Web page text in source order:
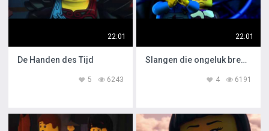
22:01
De Handen des Tijd
6243
5
22:01
Slangen die ongeluk brengen
6191
4